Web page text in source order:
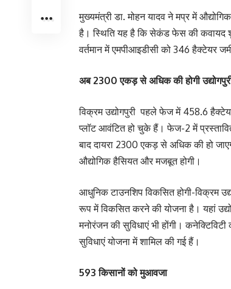
मुख्यमंत्री डा. मोहन यादव ने मप्र में
है। स्थिति यह है कि सेकंड फेस की कवायद
वर्तमान में एमपीआइडीसी को 346 हैक्टेयर
अब 2300 एकड़ से अधिक की होगी
विक्रम उद्योगपुरी पहले फेज में 458.6
प्लॉट आवंटित हो चुके हैं। फेज-2 में
बाद दायरा 2300 एकड़ से अधिक की हो
औद्योगिक हैसियत और मजबूत होगी।
आधुनिक टाउनशिप विकसित होगी-विक्रम
रूप में विकसित करने की योजना है। यहां
मनोरंजन की सुविधाएं भी होंगी।
सुविधाएं योजना में शामिल की गई हैं।
593 किसानों को मुआवजा